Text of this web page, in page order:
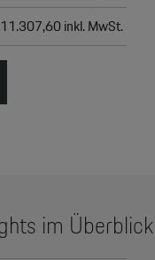
inkl. MwSt.
im Überblick